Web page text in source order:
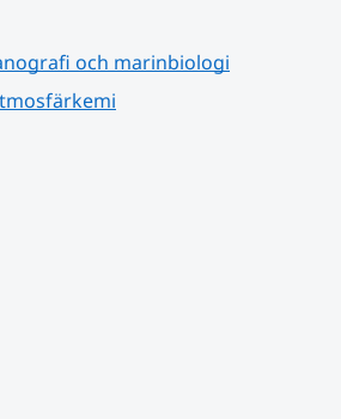
och marinbiologi